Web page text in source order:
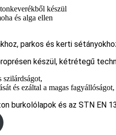
készül
és alga ellen
parkos és kerti
készül, kétrétegű
szilárdságot,
és ezáltal a magas
burkolólapok és az STN EN